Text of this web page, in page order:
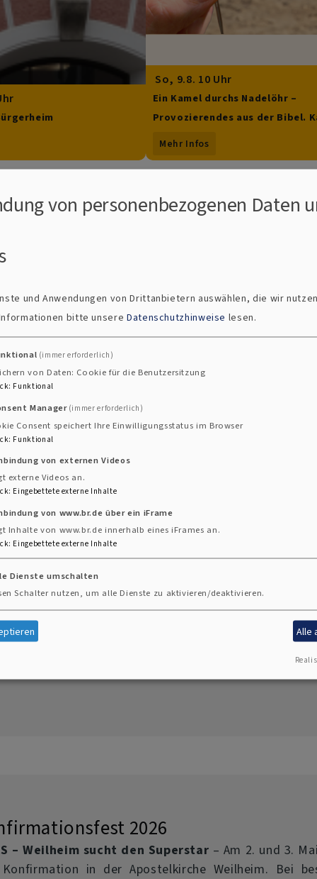
So, 9.8. 10 Uhr
Ein Kamel durchs Nadelöhr –
Provozierendes aus der Bibel.
Gott machen was er will? :
Mehr Infos
für den Sommer
Gemeindebrief ist da - Freuen Sie sich auf neue
Das Thema dieser Ausgabe ist "Dank",
2026
– Weilheim sucht den Superstar – Am 2. und 3.
in der Apostelkirche Weilheim. Bei
von personenbezogenen Daten
und Anwendungen von Drittanbietern auswählen, die wir
bitte unsere Datenschutzhinweise lesen.
(immer erforderlich)
von Daten: Cookie für die Benutzersitzung
: Funktional
Manager (immer erforderlich)
Consent speichert Ihre Einwilligungsstatus im Browser
: Funktional
von externen Videos
externe Videos an.
: Eingebettete externe Inhalte
von www.br.de über ein iFrame
Inhalte von www.br.de innerhalb eines iFrames an.
: Eingebettete externe Inhalte
Dienste umschalten
Schalter nutzen, um alle Dienste zu aktivieren/deaktivieren.
Alle